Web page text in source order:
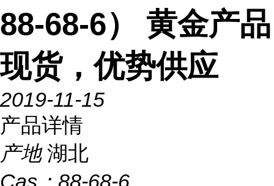
88-68-6） 黄金产品
现货，优势供应
2019-11-15
产品详情
产地 湖北
Cas： 88-68-6